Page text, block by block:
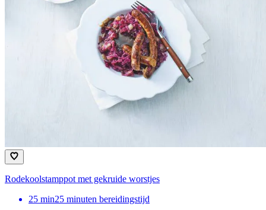
Rodekoolstamppot met gekruide worstjes
25 min25 minuten bereidingstijd